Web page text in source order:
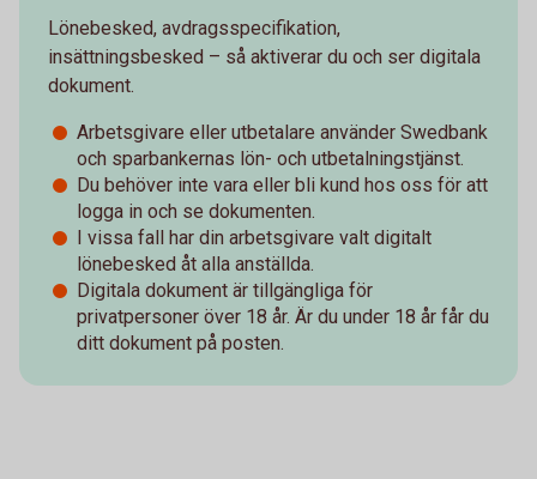
Lönebesked, avdragsspecifikation,
insättningsbesked – så aktiverar du och ser digitala
dokument.
Arbetsgivare eller utbetalare använder Swedbank
och sparbankernas lön- och utbetalningstjänst.
Du behöver inte vara eller bli kund hos oss för att
logga in och se dokumenten.
I vissa fall har din arbetsgivare valt digitalt
lönebesked åt alla anställda.
Digitala dokument är tillgängliga för
privatpersoner över 18 år. Är du under 18 år får du
ditt dokument på posten.